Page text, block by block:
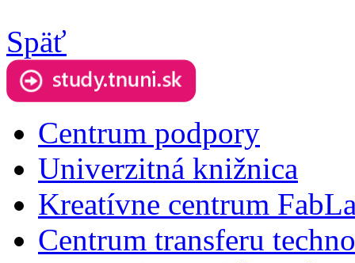
Späť
Centrum podpory
Univerzitná knižnica
Kreatívne centrum
Centrum transferu